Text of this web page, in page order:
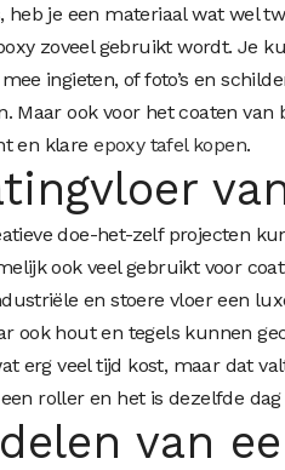
heb je een materiaal wat wel
zoveel gebruikt wordt. Je
ingieten, of foto’s en
Maar ook voor het coaten
en klareepoxy tafel kopen.
doe-het-zelf projecten
ook veel gebruikt voor
en stoere vloer een
ook hout en tegels kunnen
erg veel tijd kost, maar dat
roller en het is dezelfde
van